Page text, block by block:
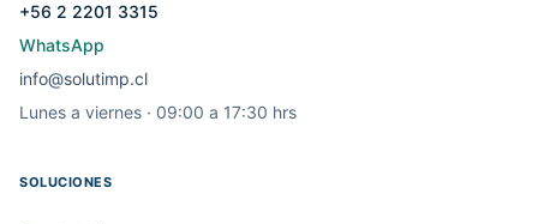
+56 2 2201 3315
WhatsApp
info@solutimp.cl
Lunes a viernes · 09:00 a 17:30 hrs
SOLUCIONES